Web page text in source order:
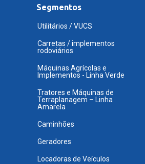
Segmentos
Utilitários / VUCS
Carretas / implementos
rodoviários
Máquinas Agrícolas e
Implementos - Linha Verde
Tratores e Máquinas de
Terraplanagem – Linha
Amarela
Caminhões
Geradores
Locadoras de Veículos